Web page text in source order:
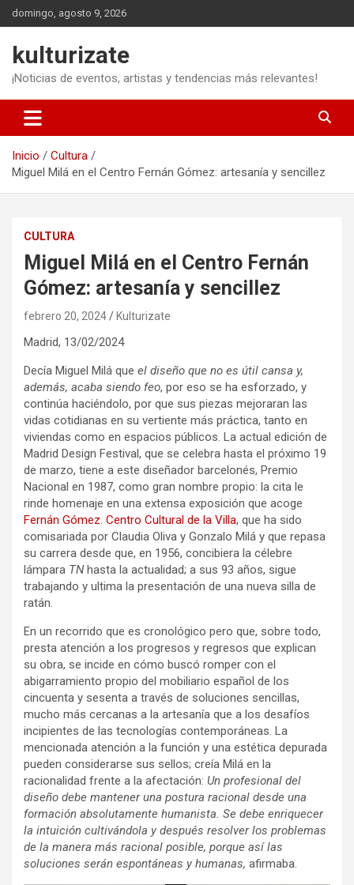
Saltar
al
domingo, agosto 9, 2026
kulturizate
¡Noticias de eventos, artistas y tendencias más relevantes!
Inicio
Cultura
Miguel Milá en el Centro Fernán Gómez: artesanía y sencillez
CULTURA
Miguel Milá en el Centro Fernán
Gómez: artesanía y sencillez
febrero 20, 2024 Kulturizate
Madrid, 13/02/2024
Decía Miguel Milá que el diseño que no es útil cansa y,
además, acaba siendo feo, por eso se ha esforzado, y
continúa haciéndolo, por que sus piezas mejoraran las
vidas cotidianas en su vertiente más práctica, tanto en
viviendas como en espacios públicos. La actual edición de
Madrid Design Festival, que se celebra hasta el próximo 19
de marzo, tiene a este diseñador barcelonés, Premio
Nacional en 1987, como gran nombre propio: la cita le
rinde homenaje en una extensa exposición que acoge
Fernán Gómez. Centro Cultural de la Villa, que ha sido
comisariada por Claudia Oliva y Gonzalo Milá y que repasa
su carrera desde que, en 1956, concibiera la célebre
lámpara TNhasta la actualidad; a sus 93 años, sigue
trabajando y ultima la presentación de una nueva silla de
ratán.
En un recorrido que es cronológico pero que, sobre todo,
presta atención a los progresos y regresos que explican
su obra, se incide en cómo buscó romper con el
abigarramiento propio del mobiliario español de los
cincuenta y sesenta a través de soluciones sencillas,
mucho más cercanas a la artesanía que a los desafíos
incipientes de las tecnologías contemporáneas. La
mencionada atención a la función y una estética depurada
pueden considerarse sus sellos; creía Milá en la
racionalidad frente a la afectación: Un profesional del
diseño debe mantener una postura racional desde una
formación absolutamente humanista. Se debe enriquecer
la intuición cultivándola y después resolver los problemas
de la manera más racional posible, porque así las
soluciones serán espontáneas y humanas, afirmaba.